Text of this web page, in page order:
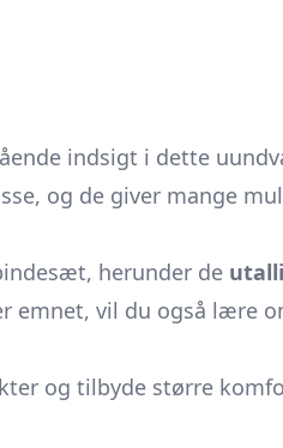
indsigt i dette
og de giver mange
herunder de
emnet, vil du også lære
og tilbyde større